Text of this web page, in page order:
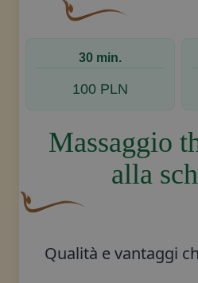
30 min.
100 PLN
Massaggio
alla
Qualità e vantaggi